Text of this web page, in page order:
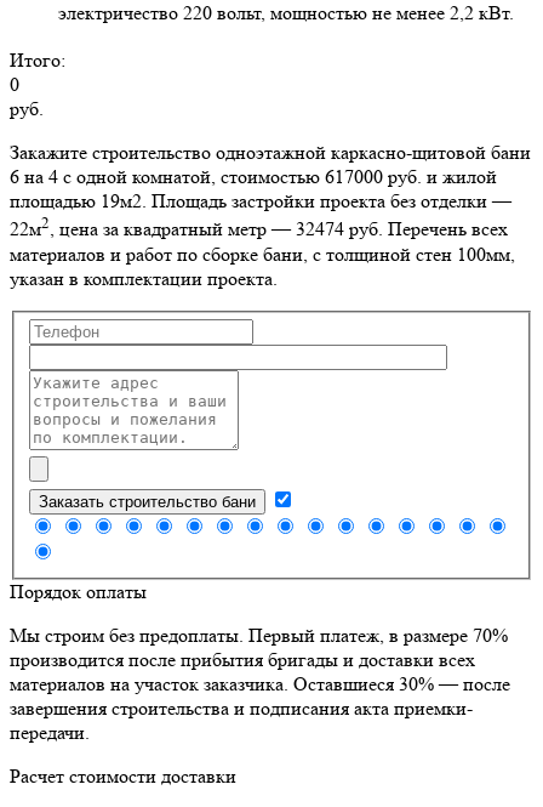
электричество 220 вольт, мощностью не менее 2,2 кВт.
Итого:
0
руб.
Закажите строительство одноэтажной каркасно-щитовой бани
6 на 4 с одной комнатой, стоимостью 617000 руб. и жилой
площадью 19м2. Площадь застройки проекта без отделки —
22м2, цена за квадратный метр — 32474 руб. Перечень всех
материалов и работ по сборке бани, с толщиной стен 100мм,
указан в комплектации проекта.
Заказать строительство бани
Порядок оплаты
Мы строим без предоплаты. Первый платеж, в размере 70%
производится после прибытия бригады и доставки всех
материалов на участок заказчика. Оставшиеся 30% — после
завершения строительства и подписания акта приемки-
передачи.
Расчет стоимости доставки